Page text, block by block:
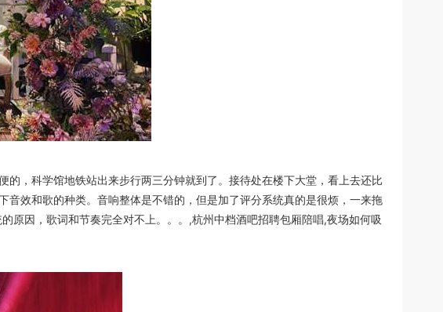
，科学馆地铁站出来步行两三分钟就到了。接待处在楼下大堂，看上去还比
效和歌的种类。音响整体是不错的，但是加了评分系统真的是很烦，一来拖
原因，歌词和节奏完全对不上。。。,杭州中档酒吧招聘包厢陪唱,夜场如何吸